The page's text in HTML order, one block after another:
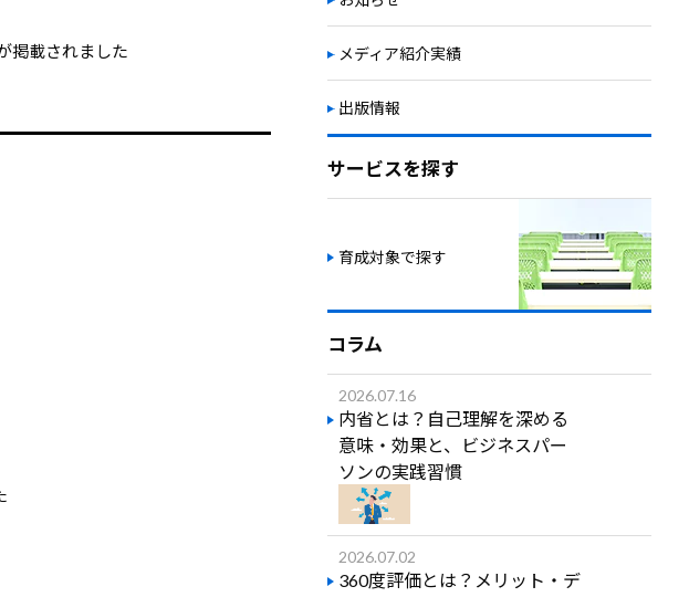
掲載されました メディア紹介実績
出版情報
サービスを探す
育成対象で探す
コラム
2026.07.16
内省とは？自己理解を深める
意味・効果と、ビジネスパー
ソンの実践習慣
2026.07.02
360度評価とは？メリット・デ